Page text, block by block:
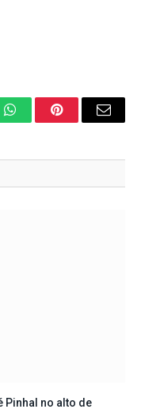
WhatsAppPinterestEmail
Pinhal no alto de